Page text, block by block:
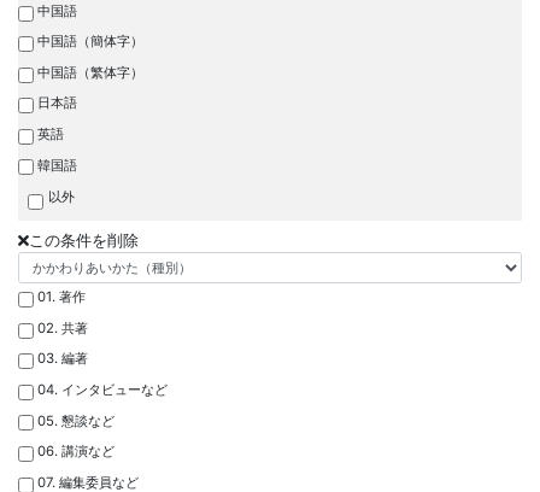
中国語
中国語（簡体字）
中国語（繁体字）
日本語
英語
韓国語
以外
この条件を削除
01. 著作
02. 共著
03. 編著
04. インタビューなど
05. 懇談など
06. 講演など
07. 編集委員など